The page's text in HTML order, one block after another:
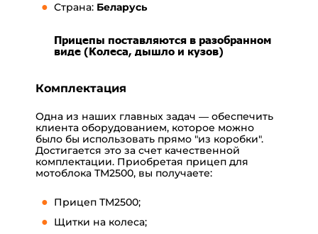
Страна: Беларусь
Прицепы поставляются в разобранном
виде (Колеса, дышло и кузов)
Комплектация
Одна из наших главных задач — обеспечить
клиента оборудованием, которое можно
было бы использовать прямо "из коробки".
Достигается это за счет качественной
комплектации. Приобретая прицеп для
мотоблока ТМ2500, вы получаете:
Прицеп ТМ2500;
Щитки на колеса;